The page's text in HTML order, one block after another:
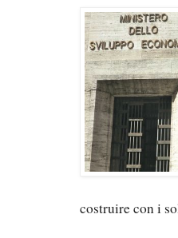
costruire con i